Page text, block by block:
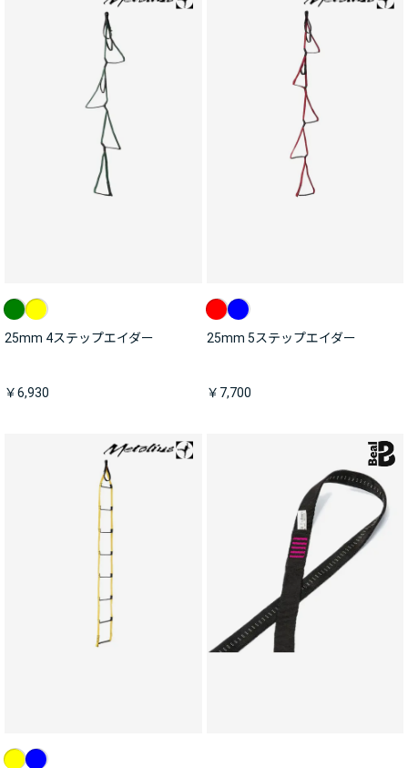
25mm 4ステップエイダー
￥6,930
25mm 5ステップエイダー
￥7,700